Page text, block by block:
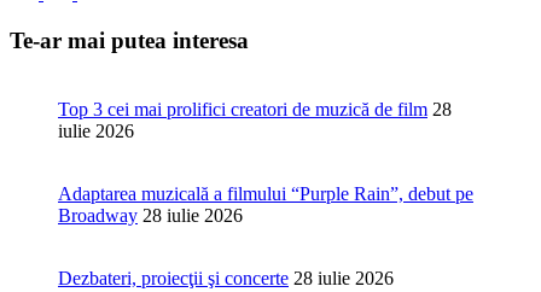
Te-ar mai putea interesa
Top 3 cei mai prolifici creatori de muzică de film 28
iulie 2026
Adaptarea muzicală a filmului “Purple Rain”, debut pe
Broadway 28 iulie 2026
Dezbateri, proiecţii şi concerte 28 iulie 2026